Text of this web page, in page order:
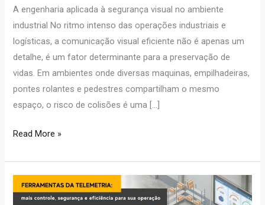
A engenharia aplicada à segurança visual no ambiente
industrial No ritmo intenso das operações industriais e
logísticas, a comunicação visual eficiente não é apenas um
detalhe, é um fator determinante para a preservação de
vidas. Em ambientes onde diversas maquinas, empilhadeiras,
pontes rolantes e pedestres compartilham o mesmo
espaço, o risco de colisões é uma […]
Read More »
Ferramentas
da